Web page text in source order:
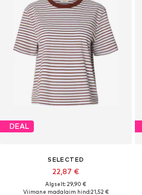
DEAL
SELECTED
22,87 €
Algselt: 29,90 €
Viimane madalaim hind:21,52 €